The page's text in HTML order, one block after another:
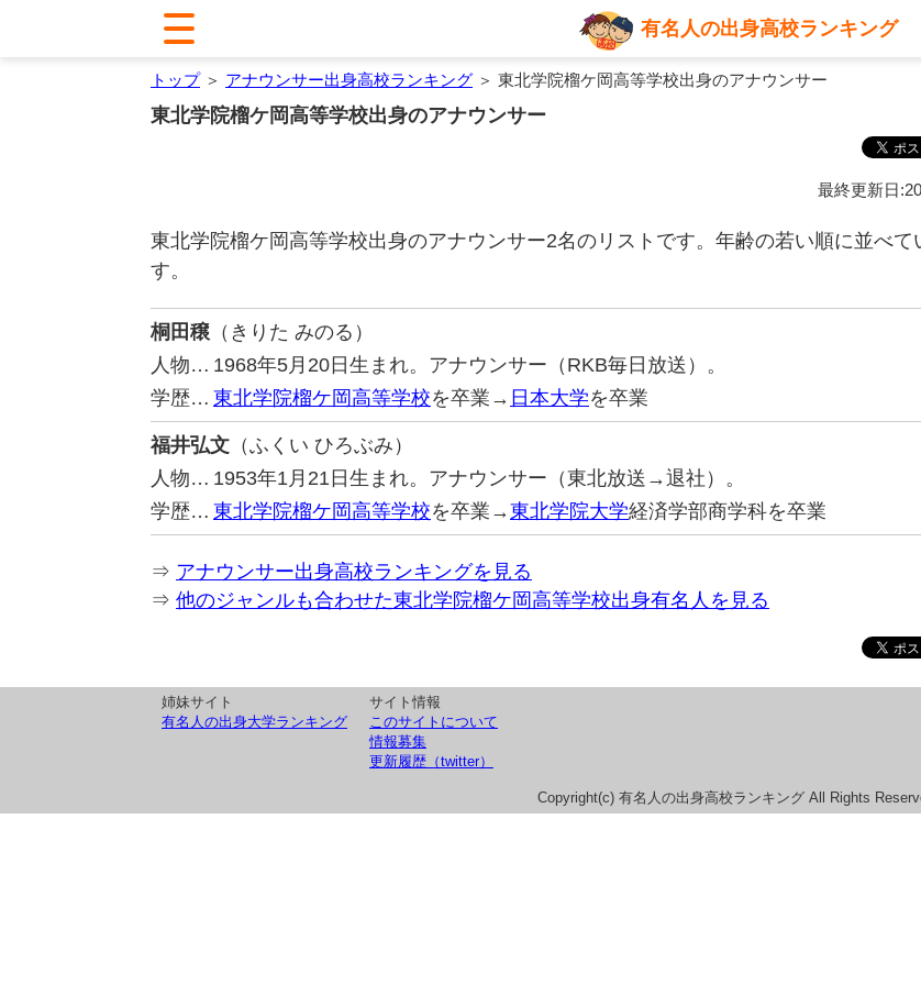
有名人の出身高校ランキング
トップ＞ アナウンサー出身高校ランキング ＞ 東北学院榴ケ岡高等学校出身のアナウンサー
東北学院榴ケ岡高等学校出身のアナウンサー
最終更新日
東北学院榴ケ岡高等学校出身のアナウンサー2名のリストです。年齢の若い順に並べて
す。
桐田穣 （きりた みのる）
人物… 1968年5月20日生まれ。アナウンサー（RKB毎日放送）。
学歴… 東北学院榴ケ岡高等学校を卒業→ 日本大学を卒業
福井弘文 （ふくい ひろぶみ）
人物… 1953年1月21日生まれ。アナウンサー（東北放送→退社）。
学歴… 東北学院榴ケ岡高等学校を卒業→東北学院大学経済学部商学科を卒業
⇒ アナウンサー出身高校ランキングを見る
⇒ 他のジャンルも合わせた東北学院榴ケ岡高等学校出身有名人を見る
姉妹サイト
有名人の出身大学ランキング
サイト情報
このサイトについて
情報募集
更新履歴（twitter）
Copyright(c) 有名人の出身高校ランキング All Rights